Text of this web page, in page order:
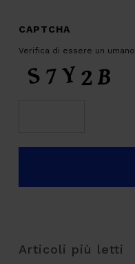
CAPTCHA
Verifica di essere un umano
Articoli più letti